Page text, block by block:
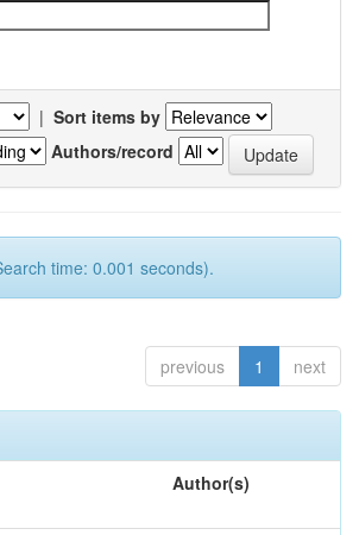
| Sort items by
Authors/record
time: 0.001 seconds).
previous 1 next
Author(s)